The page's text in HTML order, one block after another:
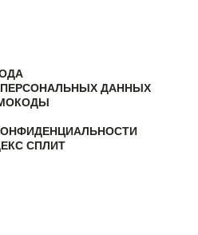
ДАННЫХ
СПЛИТ